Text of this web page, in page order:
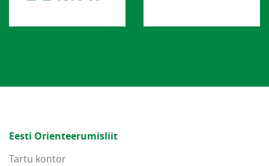
Eesti Orienteerumisliit
Tartu kontor